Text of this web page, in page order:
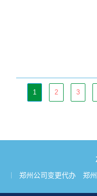
1 2 3
郑州公司变更代办 郑